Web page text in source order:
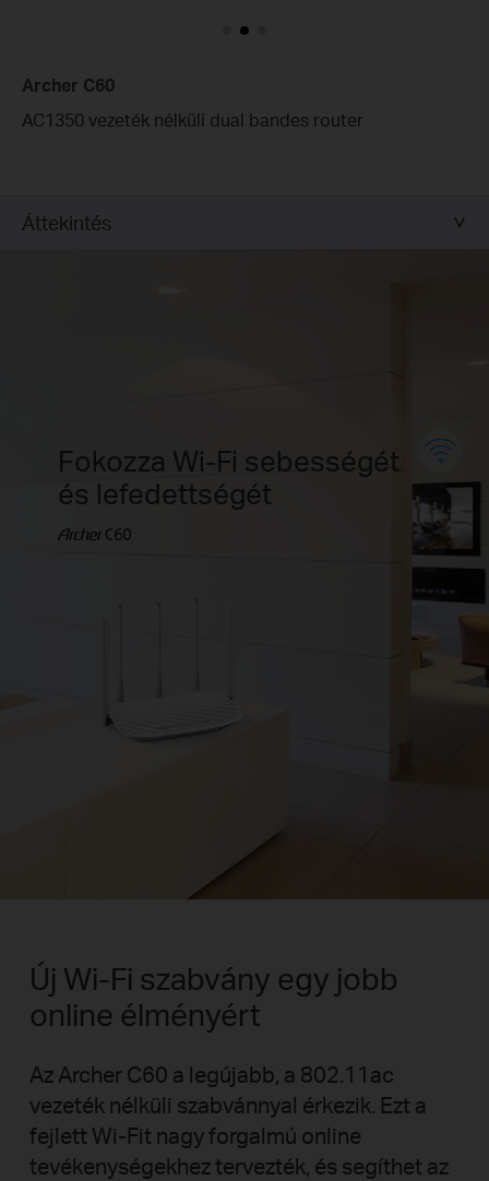
Archer C60
AC1350 vezeték nélküli dual bandes router
Áttekintés
Fokozza Wi-Fi sebességét
és lefedettségét
Új Wi-Fi szabvány egy jobb
online élményért
Az Archer C60 a legújabb, a 802.11ac
vezeték nélküli szabvánnyal érkezik. Ezt a
fejlett Wi-Fit nagy forgalmú online
tevékenységekhez tervezték, és segíthet az